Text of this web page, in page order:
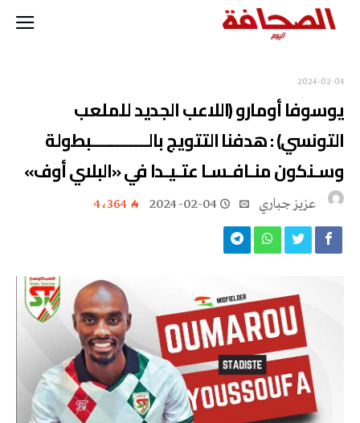
2024-02-04
يوسوفا أومارو (اللاعب الجديد للملعب
التونسي) : هدفنا التتويج بالــــــــــــبطولة
وسـنكون منـافـسـا عتـيـدا في «البلاي أوف»
عزيز جباري 2024-02-04 4٬364